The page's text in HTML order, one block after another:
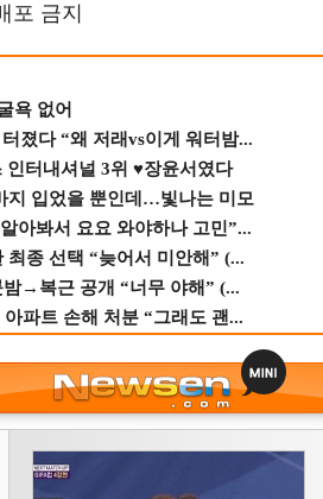
포 금지
욕 없어
졌다 “왜 저래vs이게 워터밤...
인터내셔널 3위 ♥장윤서였다
지 입었을 뿐인데…빛나는 미모
아봐서 요요 와야하나 고민”...
종 선택 “늦어서 미안해” (...
→복근 공개 “너무 야해” (...
파트 손해 처분 “그래도 괜...